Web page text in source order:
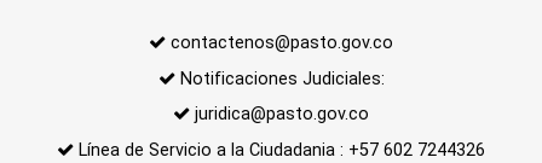
contactenos@pasto.gov.co
Notificaciones Judiciales:
juridica@pasto.gov.co
Línea de Servicio a la Ciudadania : +57 602 7244326